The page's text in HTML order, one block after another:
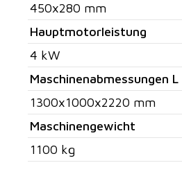
450x280 mm
Hauptmotorleistung
4 kW
Maschinenabmessungen L
1300x1000x2220 mm
Maschinengewicht
1100 kg